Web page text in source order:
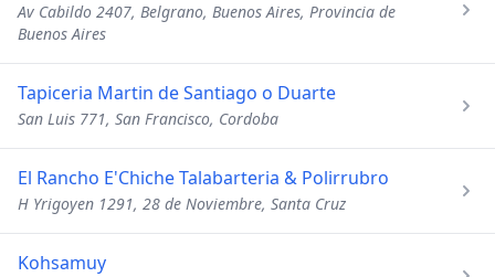
Av Cabildo 2407, Belgrano, Buenos Aires, Provincia de
Buenos Aires
Tapiceria Martin de Santiago o Duarte
San Luis 771, San Francisco, Cordoba
El Rancho E'Chiche Talabarteria & Polirrubro
H Yrigoyen 1291, 28 de Noviembre, Santa Cruz
Kohsamuy